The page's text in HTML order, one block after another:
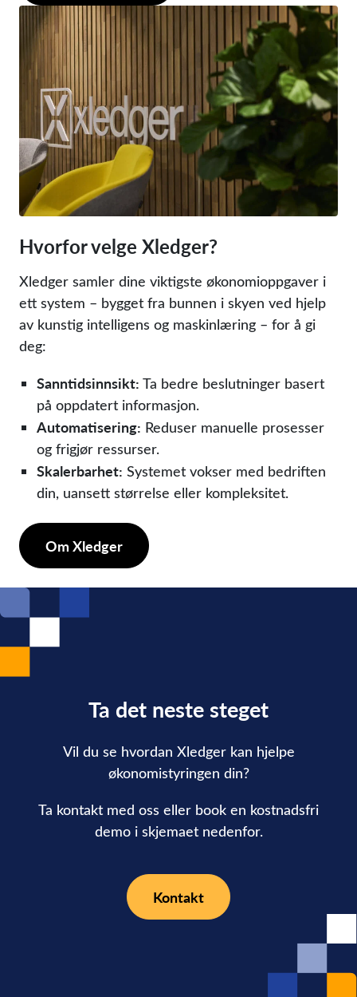
Hvorfor velge Xledger?
Xledger samler dine viktigste økonomioppgaver i
ett system – bygget fra bunnen i skyen ved hjelp
av kunstig intelligens og maskinlæring – for å gi
deg:
Sanntidsinnsikt: Ta bedre beslutninger basert
på oppdatert informasjon.
Automatisering: Reduser manuelle prosesser
og frigjør ressurser.
Skalerbarhet: Systemet vokser med bedriften
din, uansett størrelse eller kompleksitet.
Om Xledger
Ta det neste steget
Vil du se hvordan Xledger kan hjelpe
økonomistyringen din?
Ta kontakt med oss eller book en kostnadsfri
demo i skjemaet nedenfor.
Kontakt